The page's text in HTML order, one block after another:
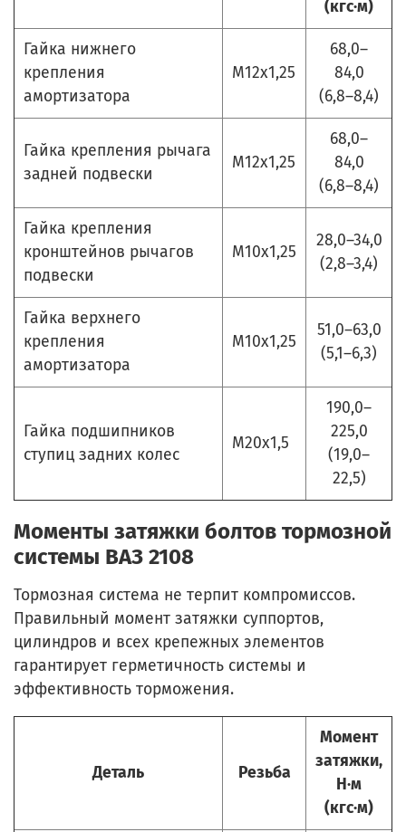
(кгс·м)
Гайка нижнего
крепления
амортизатора
М12х1,25
68,0–
84,0
(6,8–8,4)
Гайка крепления рычага
задней подвески
М12х1,25
68,0–
84,0
(6,8–8,4)
Гайка крепления
кронштейнов рычагов
подвески
М10х1,25
28,0–34,0
(2,8–3,4)
Гайка верхнего
крепления
амортизатора
М10х1,25
51,0–63,0
(5,1–6,3)
Гайка подшипников
ступиц задних колес
М20х1,5
190,0–
225,0
(19,0–
22,5)
Моменты затяжки болтов тормозной
системы ВАЗ 2108
Тормозная система не терпит компромиссов.
Правильный момент затяжки суппортов,
цилиндров и всех крепежных элементов
гарантирует герметичность системы и
эффективность торможения.
Деталь Резьба
Момент
затяжки,
Н·м
(кгс·м)